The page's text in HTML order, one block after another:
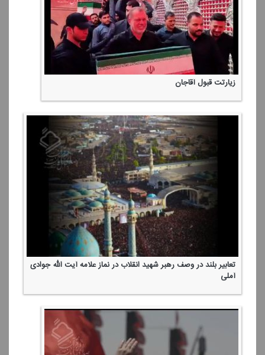
زیارتت قبول آقاجان
تعابیر بلند در وصف رهبر شهید انقلاب در نماز علامه آیت الله جوادی
آملی